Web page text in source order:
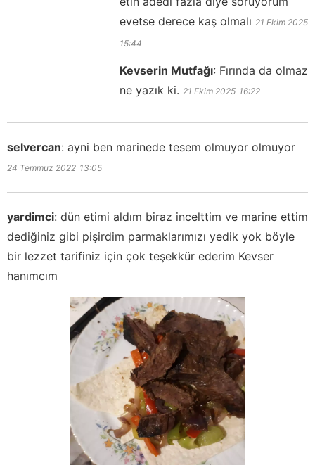
evetse derece kaş olmalı 21 Ekim 2025
15:44
Kevserin Mutfağı: Fırında da olmaz
ne yazık ki. 21 Ekim 2025 16:22
selvercan: ayni ben marinede tesem olmuyor olmuyor
24 Temmuz 2022 13:05
yardimci: dün etimi aldım biraz incelttim ve marine ettim
dediğiniz gibi pişirdim parmaklarımızı yedik yok böyle
bir lezzet tarifiniz için çok teşekkür ederim Kevser
hanımcım